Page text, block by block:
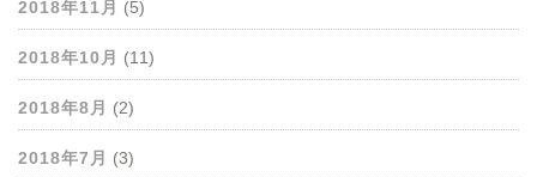
2018年11月 (5)
2018年10月 (11)
2018年8月 (2)
2018年7月 (3)